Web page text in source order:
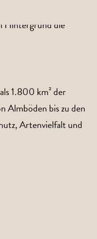
1.800 km² der
Almböden bis zu den
Artenvielfalt und